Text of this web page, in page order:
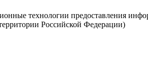
технологии предоставления
Российской Федерации)